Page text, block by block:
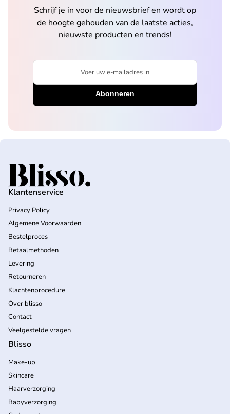
Schrijf je in voor de nieuwsbrief en wordt op
de hoogte gehouden van de laatste acties,
nieuwste producten en trends!
Voer uw e-mailadres in
Home
Klantenservice
Privacy Policy
Algemene Voorwaarden
Bestelproces
Betaalmethoden
Levering
Retourneren
Klachtenprocedure
Over blisso
Contact
Veelgestelde vragen
Blisso
Make-up
Skincare
Haarverzorging
Babyverzorging